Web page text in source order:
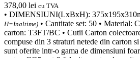
378,00 lei cu TVA
• DIMENSIUNI(LxBxH):
H=Inaltime) • Cantitate set: 50 • Material:
carton: T3FT/BC • Cutii Carton
compuse din 3 straturi netede din carton
sunt oferite intr-o gama de dimensiuni